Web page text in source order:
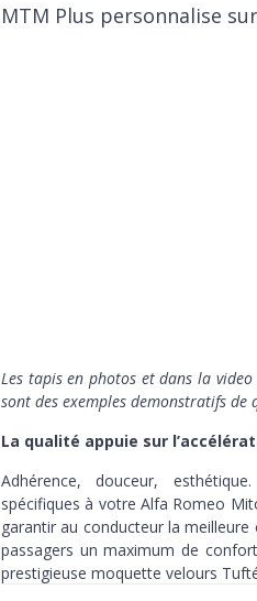
MTM Plus personnalise
Les tapis en photos et dans la
sont des exemples demonstratifs de
La qualité appuie sur
Adhérence, douceur,
spécifiques à votre Alfa Romeo
garantir au conducteur la
passagers un maximum de
prestigieuse moquette velours